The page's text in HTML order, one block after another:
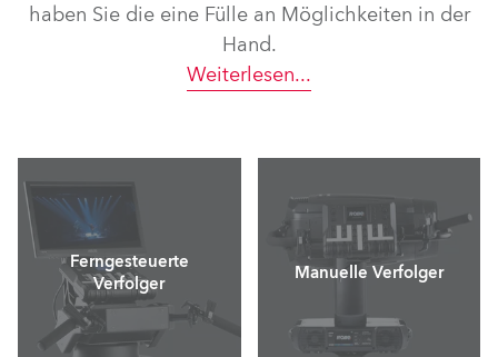
haben Sie die eine Fülle an Möglichkeiten in der
Hand.
Weiterlesen...
Ferngesteuerte
Verfolger
Manuelle Verfolger